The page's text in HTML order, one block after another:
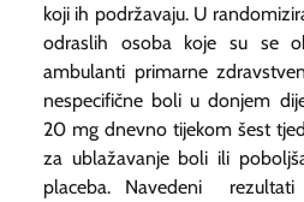
koji ih podržavaju. U
odraslih osoba koje su se
ambulanti primarne
nespecifične boli u donjem
20 mg dnevno tijekom šest
za ublažavanje boli ili
placeba. Navedeni rezultati